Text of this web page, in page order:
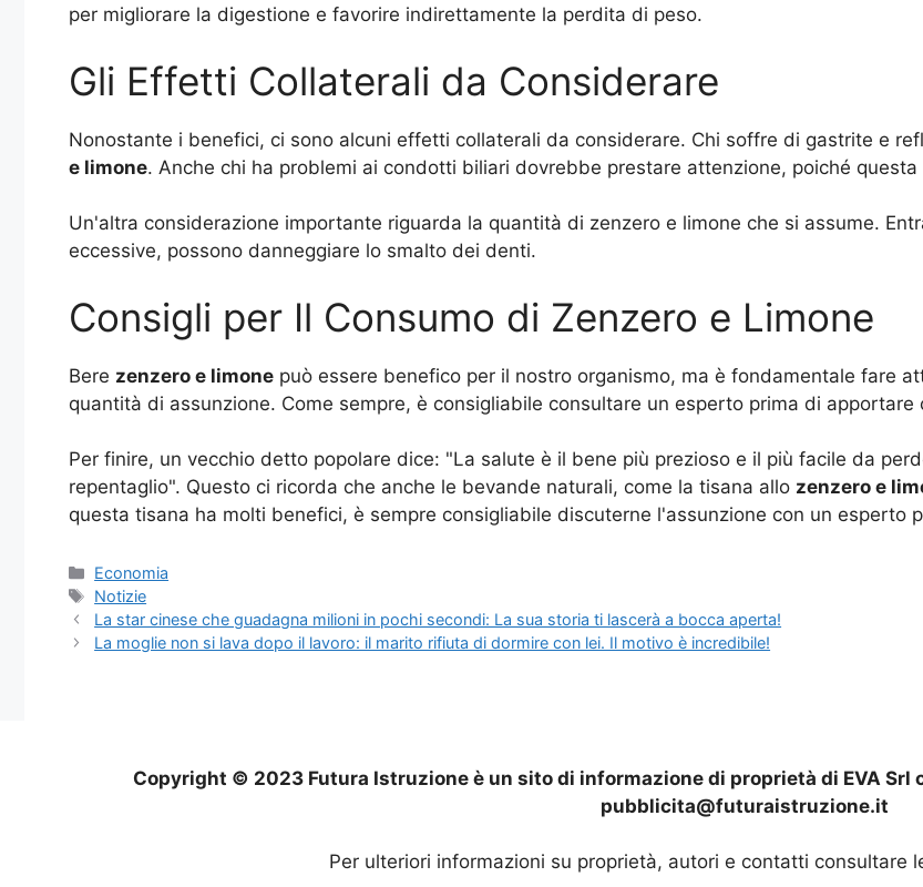
per migliorare la digestione e favorire indirettamente la perdita di peso.
Gli Effetti Collaterali da Considerare
Nonostante i benefici, ci sono alcuni effetti collaterali da considerare. Chi soffre di gastrite e
e limone. Anche chi ha problemi ai condotti biliari dovrebbe prestare attenzione, poiché
Un'altra considerazione importante riguarda la quantità di zenzero e limone che si assume.
eccessive, possono danneggiare lo smalto dei denti.
Consigli per Il Consumo di Zenzero e Limone
Bere zenzero e limone può essere benefico per il nostro organismo, ma è fondamentale fare
quantità di assunzione. Come sempre, è consigliabile consultare un esperto prima di
Per finire, un vecchio detto popolare dice: "La salute è il bene più prezioso e il più facile da
repentaglio". Questo ci ricorda che anche le bevande naturali, come la tisana allo zenzero e
questa tisana ha molti benefici, è sempre consigliabile discuterne l'assunzione con un esperto
Categorie
Economia
Tag
Notizie
La star cinese che guadagna milioni in pochi secondi: La sua storia ti lascerà a bocca aperta!
La moglie non si lava dopo il lavoro: il marito rifiuta di dormire con lei. Il motivo è incredibile!
Copyright © 2023 Futura Istruzione è un sito di informazione di proprietà di EVA Srl
pubblicita@futuraistruzione.it
Per ulteriori informazioni su proprietà, autori e contatti consultare